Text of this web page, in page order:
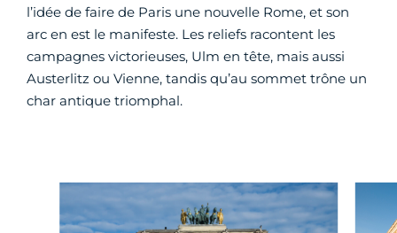
l’idée de faire de Paris une nouvelle Rome, et son
arc en est le manifeste. Les reliefs racontent les
campagnes victorieuses, Ulm en tête, mais aussi
Austerlitz ou Vienne, tandis qu’au sommet trône un
char antique triomphal.